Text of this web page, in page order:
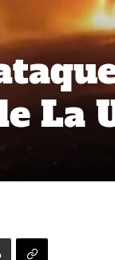
La